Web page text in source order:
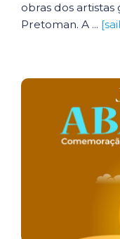
obras dos
Pretoman. A ...